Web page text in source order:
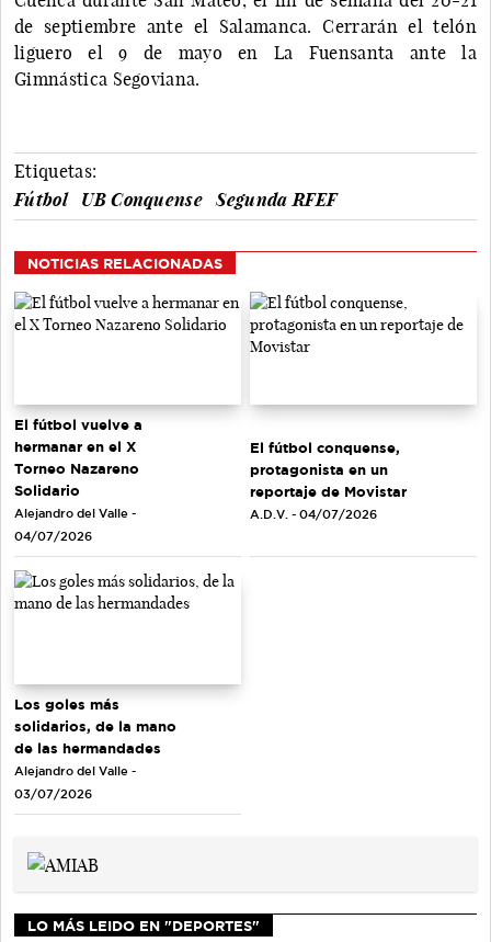
de septiembre ante el Salamanca. Cerrarán el telón
liguero el 9 de mayo en La Fuensanta ante la
Gimnástica Segoviana.
Etiquetas:
Fútbol
UB Conquense Segunda RFEF
NOTICIAS RELACIONADAS
El fútbol vuelve a
hermanar en el X
Torneo Nazareno
Solidario
Alejandro del Valle -
04/07/2026
El fútbol conquense,
protagonista en un
reportaje de Movistar
A.D.V. - 04/07/2026
Los goles más
solidarios, de la mano
de las hermandades
Alejandro del Valle -
03/07/2026
LO MÁS LEIDO EN "DEPORTES"